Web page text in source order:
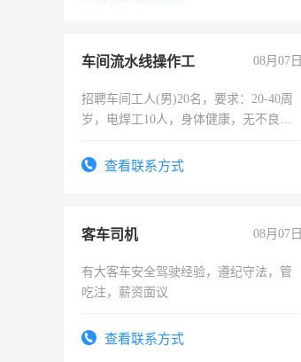
车间流水线操作工 08月07日
招聘车间工人(男)20名，要求：20-40周
岁，电焊工10人，身体健康，无不良嗜
宿，免费发放劳保用品，两班倒，每月
查看联系方式
客车司机 08月07日
有大客车安全驾驶经验，遵纪守法，管
吃注，薪资面议
查看联系方式